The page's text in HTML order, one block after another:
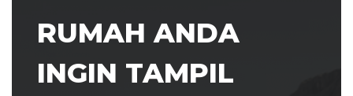
RUMAH ANDA
INGIN TAMPIL